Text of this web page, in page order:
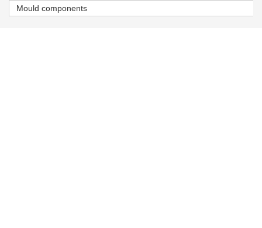
Mould components